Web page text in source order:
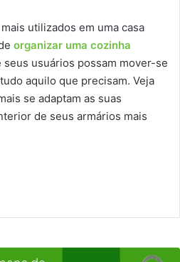
utilizados em uma casa
organizar uma cozinha
usuários possam mover-se
aquilo que precisam. Veja
se adaptam as suas
de seus armários mais